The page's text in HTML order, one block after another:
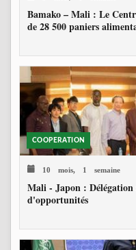
Bamako – Mali : Le
de 28 500 paniers
COOPERATION
10 mois, 1 semaine
Mali - Japon : Délégation
d'opportunités